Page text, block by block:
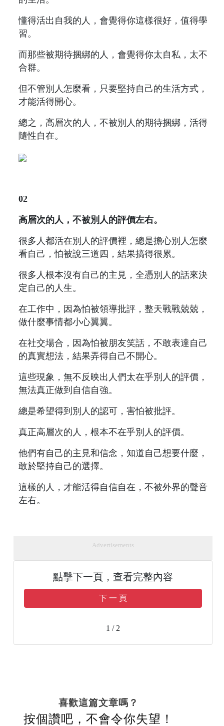
懂得活出自我的人，會覺得你這樣很好，值得學
習。
而那些被期待捆綁的人，會覺得你太自私，太不
合群。
但不管別人怎麼看，只要堅持自己的生活方式，
才能活得開心。
總之，高層次的人，不被別人的期待捆綁，活得
隨性自在。
02
高層次的人，不被別人的評價左右。
很多人都活在別人的評價裡，總是擔心別人怎麼
看自己，怕被說三道四，結果搞得很累。
很多人根本沒有自己的主見，全憑別人的話來決
定自己的人生。
在工作中，因為怕被領導批評，整天戰戰兢兢，
做什麼事情都小心翼翼。
在社交場合，因為怕被朋友笑話，不敢表達自己
的真實想法，結果弄得自己不開心。
這些現象，無不反映出人們太在乎別人的評價，
無法真正做到自信自強。
總是希望得到別人的認可，害怕被批評。
真正高層次的人，根本不在乎別人的評價。
他們有自己的主見和信念，知道自己想要什麼，
敢於堅持自己的選擇。
這樣的人，才能活得自信自在，不被外界的聲音
左右。
Advertisements
點擊下一頁，查看完整內容
下 一 頁
1 / 2
喜歡這篇文章嗎？
按個讚吧，不會令你失望！